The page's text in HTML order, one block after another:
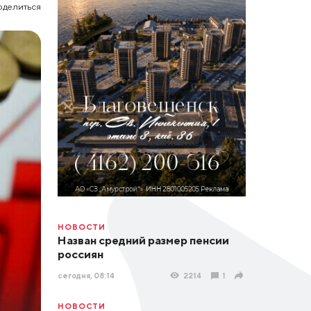
НОВОСТИ
Назван средний размер пенсии
россиян
сегодня, 08:14 2214 1
НОВОСТИ